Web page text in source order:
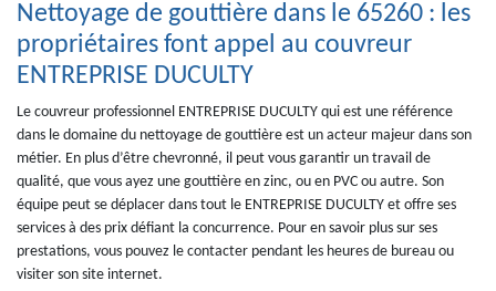
Nettoyage de gouttière dans le 65260 : les
propriétaires font appel au couvreur
ENTREPRISE DUCULTY
Le couvreur professionnel ENTREPRISE DUCULTY qui est une référence
dans le domaine du nettoyage de gouttière est un acteur majeur dans son
métier. En plus d’être chevronné, il peut vous garantir un travail de
qualité, que vous ayez une gouttière en zinc, ou en PVC ou autre. Son
équipe peut se déplacer dans tout le ENTREPRISE DUCULTY et offre ses
services à des prix défiant la concurrence. Pour en savoir plus sur ses
prestations, vous pouvez le contacter pendant les heures de bureau ou
visiter son site internet.